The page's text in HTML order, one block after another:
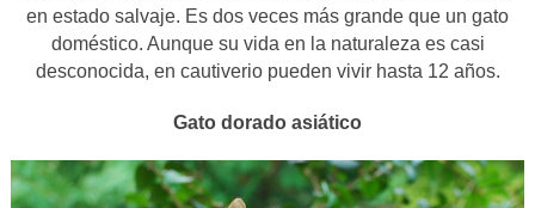
en estado salvaje. Es dos veces más grande que un gato
doméstico. Aunque su vida en la naturaleza es casi
desconocida, en cautiverio pueden vivir hasta 12 años.
Gato dorado asiático